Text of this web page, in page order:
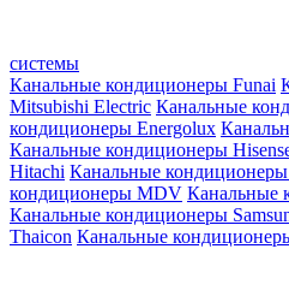
системы
Канальные кондиционеры Funai
Mitsubishi Electric Канальные
кондиционеры Energolux
Канальные кондиционеры
Hitachi Канальные кондиционеры
кондиционеры MDV Канальные
Канальные кондиционеры
Thaicon Канальные